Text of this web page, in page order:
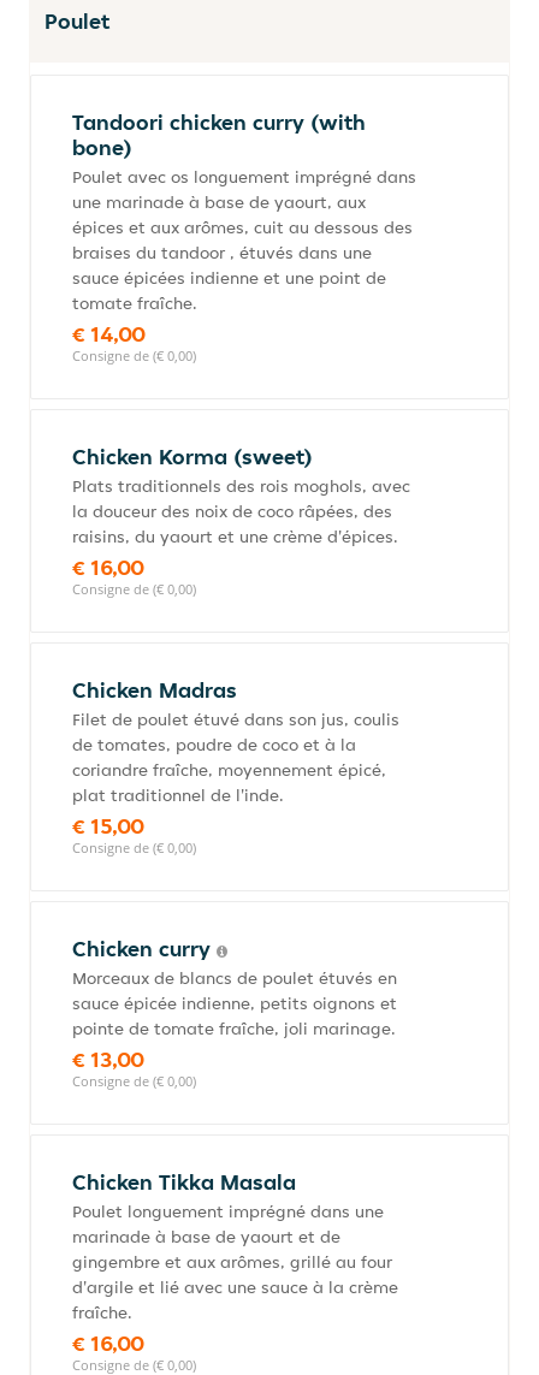
Poulet
Tandoori chicken curry (with
bone)
Poulet avec os longuement imprégné dans
une marinade à base de yaourt, aux
épices et aux arômes, cuit au dessous des
braises du tandoor , étuvés dans une
sauce épicées indienne et une point de
tomate fraîche.
€ 14,00
Consigne de (€ 0,00)
Chicken Korma (sweet)
Plats traditionnels des rois moghols, avec
la douceur des noix de coco râpées, des
raisins, du yaourt et une crème d'épices.
€ 16,00
Consigne de (€ 0,00)
Chicken Madras
Filet de poulet étuvé dans son jus, coulis
de tomates, poudre de coco et à la
coriandre fraîche, moyennement épicé,
plat traditionnel de l'inde.
€ 15,00
Consigne de (€ 0,00)
Chicken curry
Morceaux de blancs de poulet étuvés en
sauce épicée indienne, petits oignons et
pointe de tomate fraîche, joli marinage.
€ 13,00
Consigne de (€ 0,00)
Chicken Tikka Masala
Poulet longuement imprégné dans une
marinade à base de yaourt et de
gingembre et aux arômes, grillé au four
d'argile et lié avec une sauce à la crème
fraîche.
€ 16,00
Consigne de (€ 0,00)